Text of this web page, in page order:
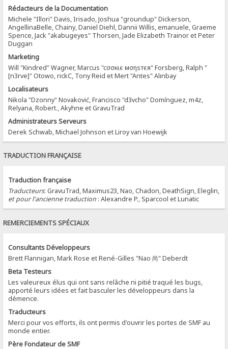
Rédacteurs de la Documentation
Michele "Illori" Davis, Irisado, Joshua "groundup" Dickerson,
AngellinaBelle, Chainy, Daniel Diehl, Dannii Willis, emanuele, Graeme
Spence, Jack "akabugeyes" Thorsen, Jade Elizabeth Trainor et Peter
Duggan
Marketing
Will "Kindred" Wagner, Marcus "cσσкιє мσηѕтєя" Forsberg, Ralph "
[n3rve]" Otowo, rickC, Tony Reid et Mert "Antes" Alınbay
Localisateurs
Nikola "Dzonny" Novaković, Francisco "d3vcho" Domínguez, m4z,
Relyana, Robert., Akyhne et GravuTrad
Administrateurs Serveurs
Derek Schwab, Michael Johnson et Liroy van Hoewijk
TRADUCTION FRANÇAISE
Traduction française
Traducteurs: GravuTrad, Maximus23, Nao, Chadon, DeathSign, Eleglin,
et pour l'ancienne traduction : Alexandre P., Sparcool et Lunatic
REMERCIEMENTS SPÉCIAUX
Consultants Développeurs
Brett Flannigan, Mark Rose et René-Gilles "Nao 尚" Deberdt
Beta Testeurs
Les valeureux élus qui ont sans relâche ni pitié traqué les bugs,
apporté leurs idées et fait basculer les développeurs dans la
démence.
Traducteurs
Merci pour vos efforts, ils ont permis d'ouvrir les portes de SMF au
monde entier.
Père Fondateur de SMF